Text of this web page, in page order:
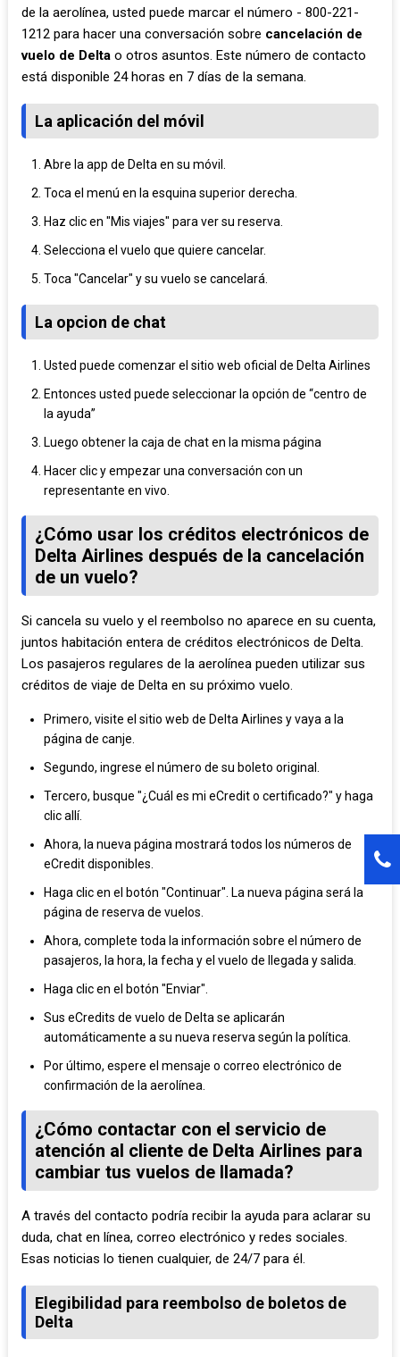
de la aerolínea, usted puede marcar el número - 800-221-
1212 para hacer una conversación sobre cancelación de
vuelo de Delta o otros asuntos. Este número de contacto
está disponible 24 horas en 7 días de la semana.
La aplicación del móvil
Abre la app de Delta en su móvil.
Toca el menú en la esquina superior derecha.
Haz clic en "Mis viajes" para ver su reserva.
Selecciona el vuelo que quiere cancelar.
Toca "Cancelar" y su vuelo se cancelará.
La opcion de chat
Usted puede comenzar el sitio web oficial de Delta Airlines
Entonces usted puede seleccionar la opción de “centro de
la ayuda”
Luego obtener la caja de chat en la misma página
Hacer clic y empezar una conversación con un
representante en vivo.
¿Cómo usar los créditos electrónicos de
Delta Airlines después de la cancelación
de un vuelo?
Si cancela su vuelo y el reembolso no aparece en su cuenta,
juntos habitación entera de créditos electrónicos de Delta.
Los pasajeros regulares de la aerolínea pueden utilizar sus
créditos de viaje de Delta en su próximo vuelo.
Primero, visite el sitio web de Delta Airlines y vaya a la
página de canje.
Segundo, ingrese el número de su boleto original.
Tercero, busque "¿Cuál es mi eCredit o certificado?" y haga
clic allí.
Ahora, la nueva página mostrará todos los números de
eCredit disponibles.
Haga clic en el botón "Continuar". La nueva página será la
página de reserva de vuelos.
Ahora, complete toda la información sobre el número de
pasajeros, la hora, la fecha y el vuelo de llegada y salida.
Haga clic en el botón "Enviar".
Sus eCredits de vuelo de Delta se aplicarán
automáticamente a su nueva reserva según la política.
Por último, espere el mensaje o correo electrónico de
confirmación de la aerolínea.
¿Cómo contactar con el servicio de
atención al cliente de Delta Airlines para
cambiar tus vuelos de llamada?
A través del contacto podría recibir la ayuda para aclarar su
duda, chat en línea, correo electrónico y redes sociales.
Esas noticias lo tienen cualquier, de 24/7 para él.
Elegibilidad para reembolso de boletos de
Delta